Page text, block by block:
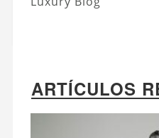
ARTÍCULOS